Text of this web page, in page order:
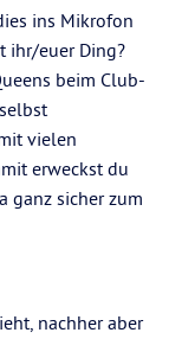
ins Mikrofon
ihr/euer Ding?
beim Club-
vielen
erweckst du
ganz sicher zum
nachher aber